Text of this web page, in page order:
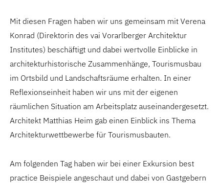
Mit diesen Fragen haben wir uns gemeinsam mit Verena
Konrad (Direktorin des vai Vorarlberger Architektur
Institutes) beschäftigt und dabei wertvolle Einblicke in
architekturhistorische Zusammenhänge, Tourismusbau
im Ortsbild und Landschaftsräume erhalten. In einer
Reflexionseinheit haben wir uns mit der eigenen
räumlichen Situation am Arbeitsplatz auseinandergesetzt.
Architekt Matthias Heim gab einen Einblick ins Thema
Architekturwettbewerbe für Tourismusbauten.
Am folgenden Tag haben wir bei einer Exkursion best
practice Beispiele angeschaut und dabei von Gastgebern